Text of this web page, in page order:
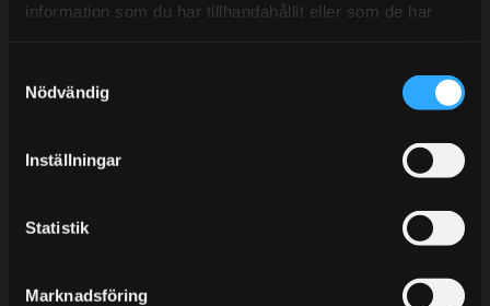
information som du har tillhandahållit eller som de har
Nödvändig
Inställningar
Statistik
Marknadsföring
KUNSKAPSCENTER
KUNDTJÄNST